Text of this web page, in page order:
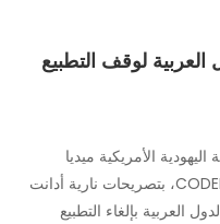
لوقف التطبيع
الأمريكية ميديا
بنجامين، المؤسسة المشاركة لحركة CODEPINK، بتصريحات نارية أدانت
العربية بإلغاء التطبيع